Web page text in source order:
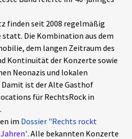
finden seit 2008 regelmäßig
Die Kombination aus dem
dem langen Zeitraum des
Kontinuität der Konzerte sowie
Neonazis und lokalen
ist der Alte Gasthof
für RechtsRock in
im Dossier "Rechts rockt
. Alle bekannten Konzerte